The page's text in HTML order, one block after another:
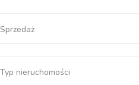
Sprzedaż
Typ nieruchomości